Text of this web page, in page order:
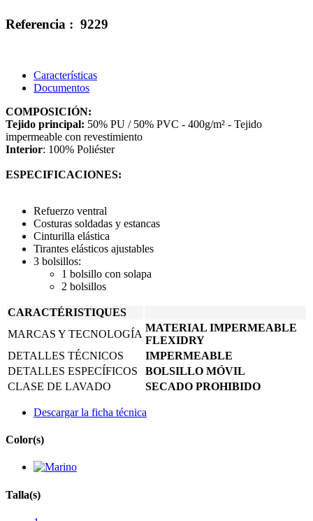
Referencia : 9229
Características
Documentos
COMPOSICIÓN:
Tejido principal: 50% PU / 50% PVC - 400g/m² - Tejido
impermeable con revestimiento
Interior: 100% Poliéster
ESPECIFICACIONES:
Refuerzo ventral
Costuras soldadas y estancas
Cinturilla elástica
Tirantes elásticos ajustables
3 bolsillos:
1 bolsillo con solapa
2 bolsillos
CARACTÉRISTIQUES
MARCAS Y TECNOLOGÍA
MATERIAL IMPERMEABLE
FLEXIDRY
DETALLES TÉCNICOS
IMPERMEABLE
DETALLES ESPECÍFICOS
BOLSILLO MÓVIL
CLASE DE LAVADO
SECADO PROHIBIDO
Descargar la ficha técnica
Color(s)
Talla(s)